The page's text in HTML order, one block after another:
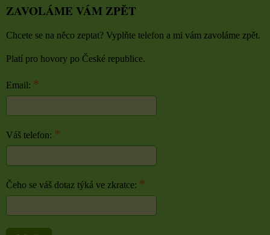
ZAVOLÁME VÁM ZPĚT
Chcete se na něco zeptat? Vyplňte telefon a mi vám zavoláme zpět.
Platí pro hovory po České republice.
Email: *
Váš telefon: *
Čeho se váš dotaz týká ve zkratce: *